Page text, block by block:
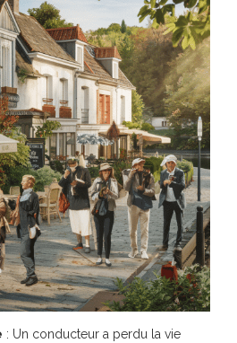
: Un conducteur a perdu la vie